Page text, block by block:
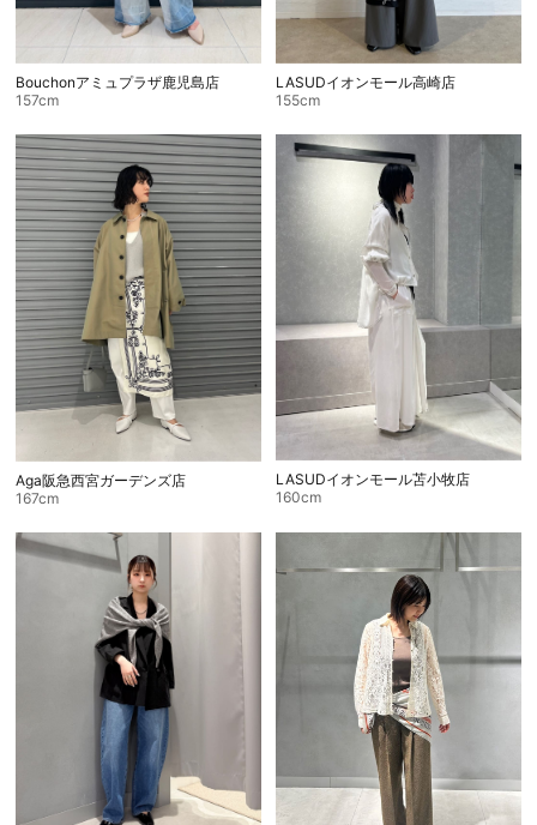
Bouchonアミュプラザ鹿児島店
157cm
LASUDイオンモール高崎店
155cm
Aga阪急西宮ガーデンズ店
167cm
LASUDイオンモール苫小牧店
160cm